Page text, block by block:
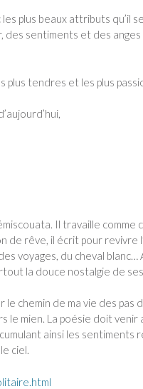
plus beaux attributs qu’il
des sentiments et des
tendres et les plus
Il travaille comme
de rêve, il écrit pour revivre
voyages, du cheval blanc…
la douce nostalgie de
chemin de ma vie des pas
le mien. La poésie doit
ainsi les sentiments
ciel.